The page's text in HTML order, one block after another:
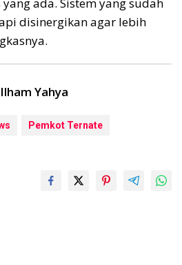
ada. Sistem yang sudah
disinergikan agar lebih
Yahya
Pemkot Ternate